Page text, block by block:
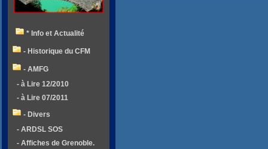
* Info et Actualité
- Historique du CFM
- AMFG
- à Lire 12/2010
- à Lire 07/2011
- Divers
- ARDSL SOS
- Affiches de Grenoble.